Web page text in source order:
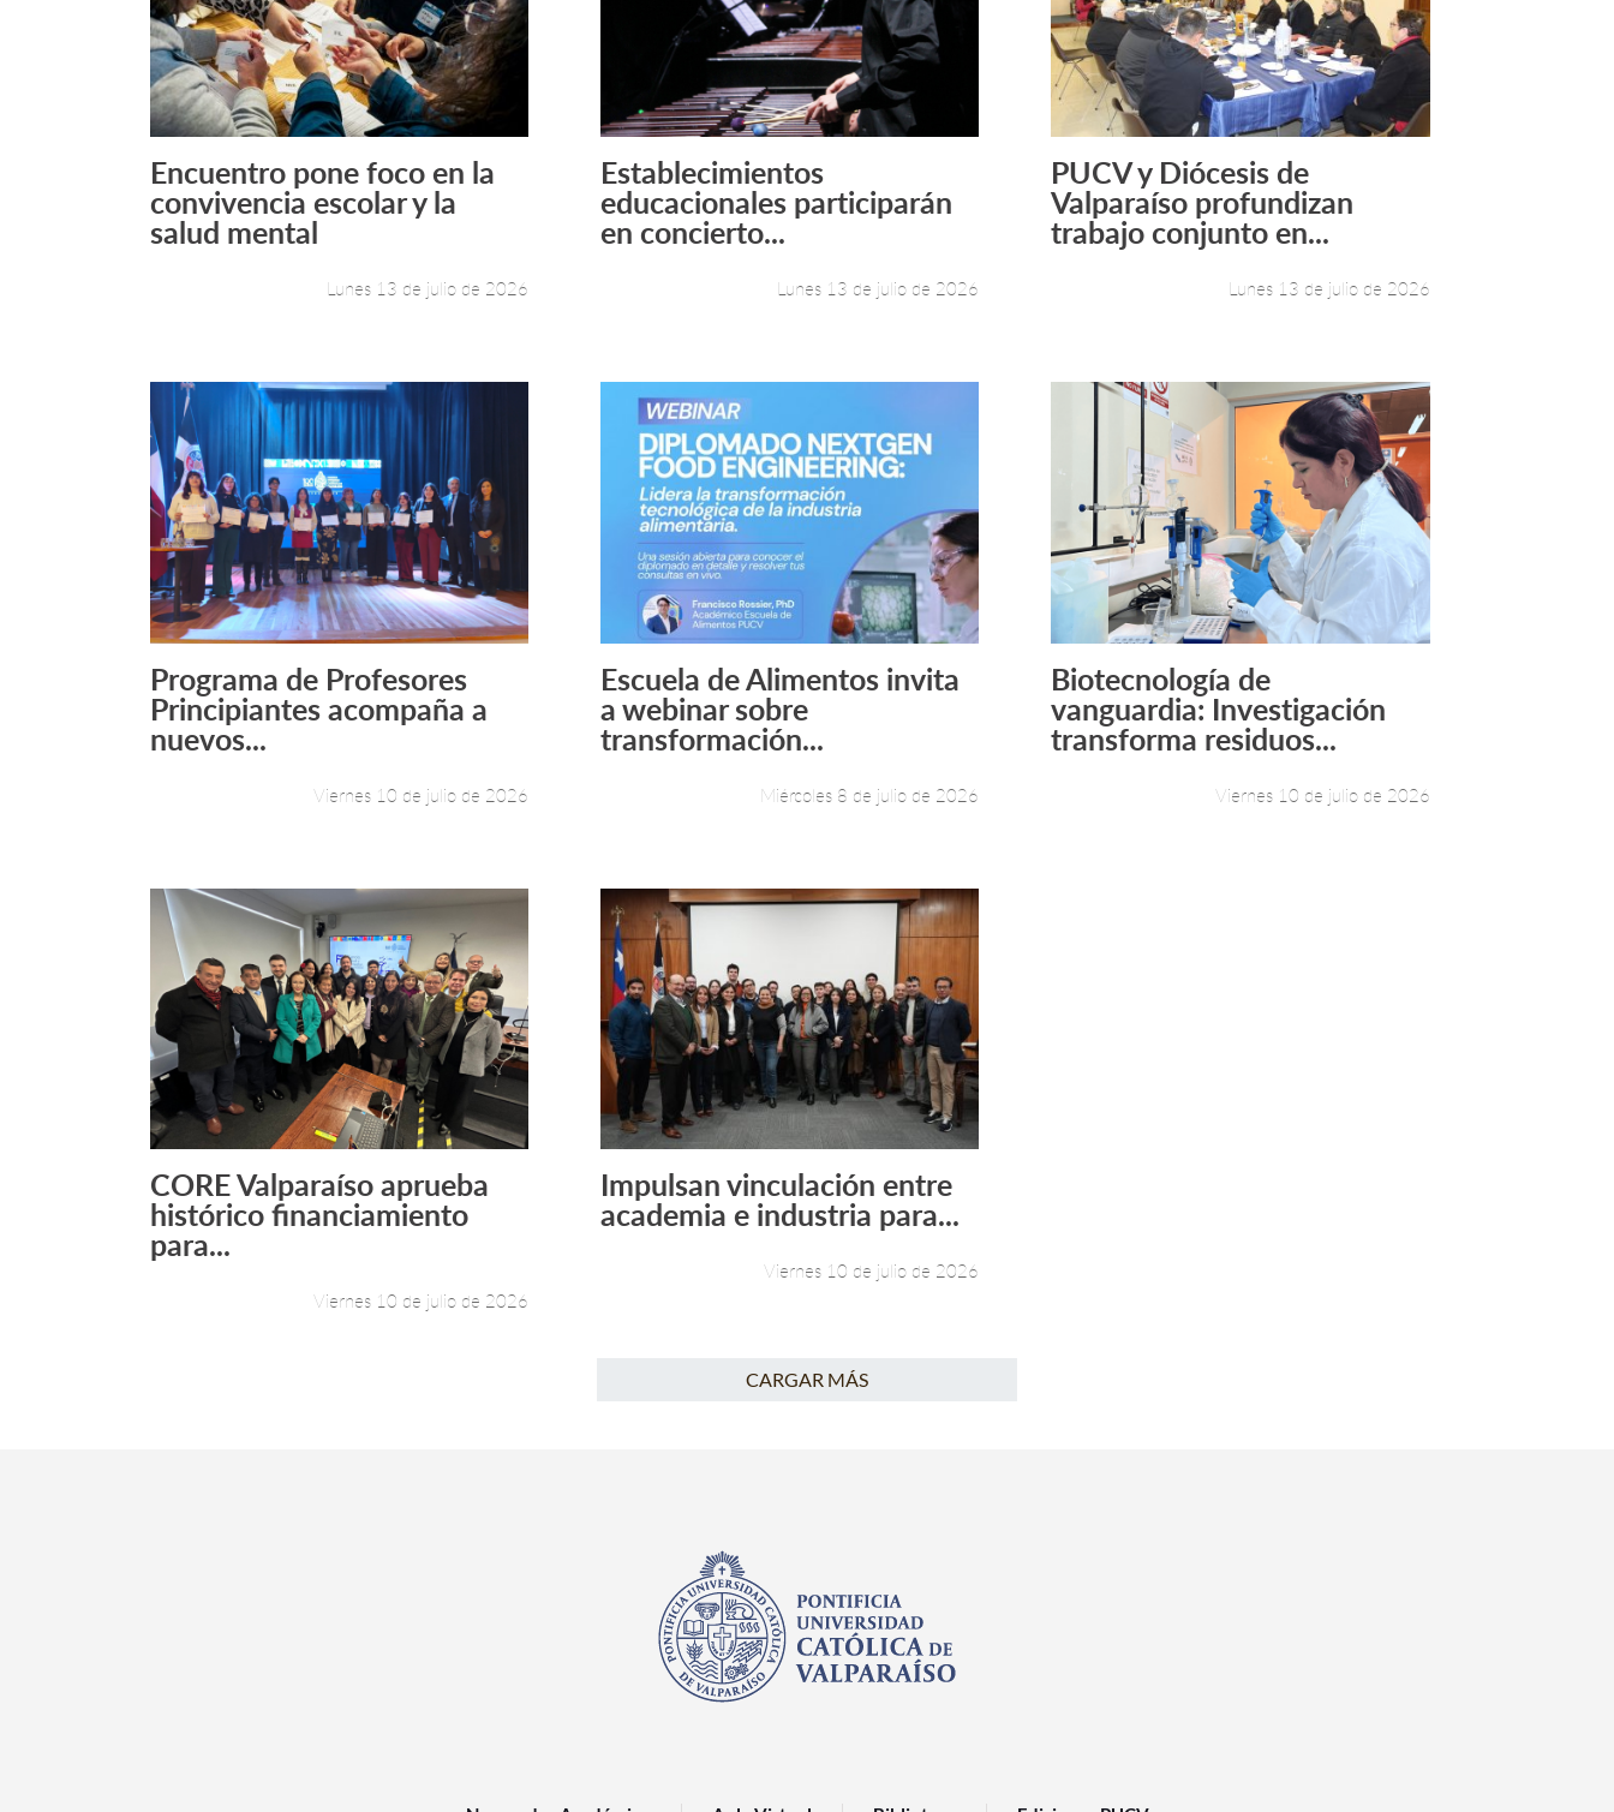
Leer más +
Encuentro pone foco en la
convivencia escolar y la
salud mental
Lunes 13 de julio de 2026
Leer más +
Establecimientos
educacionales participarán
en concierto...
Lunes 13 de julio de 2026
Leer más +
PUCV y Diócesis de
Valparaíso profundizan
trabajo conjunto en...
Lunes 13 de julio de 2026
Leer más +
Programa de Profesores
Principiantes acompaña a
nuevos...
Viernes 10 de julio de 2026
Leer más +
Escuela de Alimentos invita
a webinar sobre
transformación...
Miércoles 8 de julio de 2026
Leer más +
Biotecnología de
vanguardia: Investigación
transforma residuos...
Viernes 10 de julio de 2026
Leer más +
CORE Valparaíso aprueba
histórico financiamiento
para...
Viernes 10 de julio de 2026
Leer más +
Impulsan vinculación entre
academia e industria para...
Viernes 10 de julio de 2026
CARGAR MÁS